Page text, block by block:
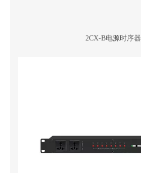
2CX-B电源时序器